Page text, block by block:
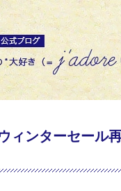
ィンターセール